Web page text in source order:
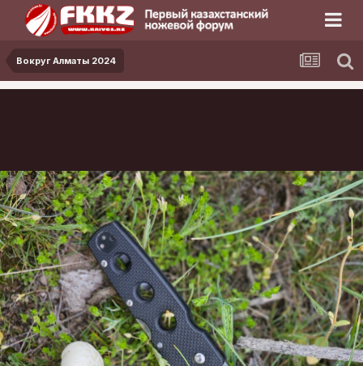
Вокруг Алматы 2024